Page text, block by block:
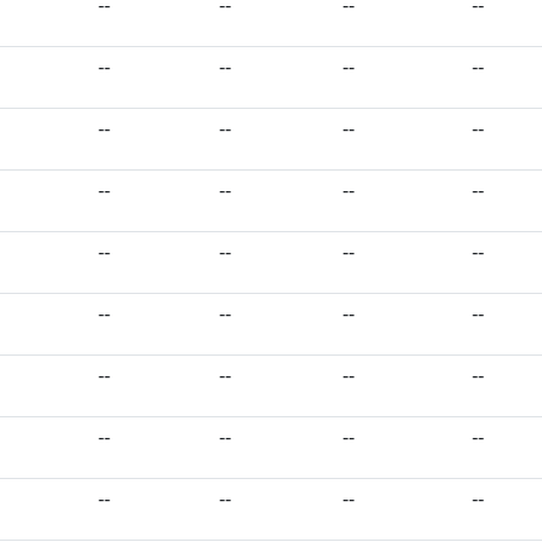
-- -- -- --
-- -- -- --
-- -- -- --
-- -- -- --
-- -- -- --
-- -- -- --
-- -- -- --
-- -- -- --
-- -- -- --